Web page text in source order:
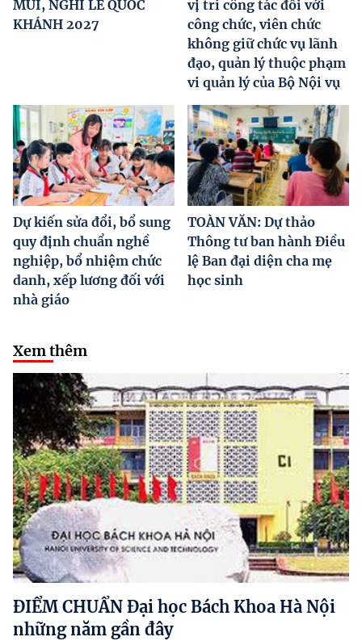
MÙI, NGHỈ LỄ QUỐC
KHÁNH 2027
vị trí công tác đối với
công chức, viên chức
không giữ chức vụ lãnh
đạo, quản lý thuộc phạm
vi quản lý của Bộ Nội vụ
Dự kiến sửa đổi, bổ sung
quy định chuẩn nghề
nghiệp, bổ nhiệm chức
danh, xếp lương đối với
nhà giáo
TOÀN VĂN: Dự thảo
Thông tư ban hành Điều
lệ Ban đại diện cha mẹ
học sinh
Xem thêm
ĐIỂM CHUẨN Đại học Bách Khoa Hà Nội
những năm gần đây